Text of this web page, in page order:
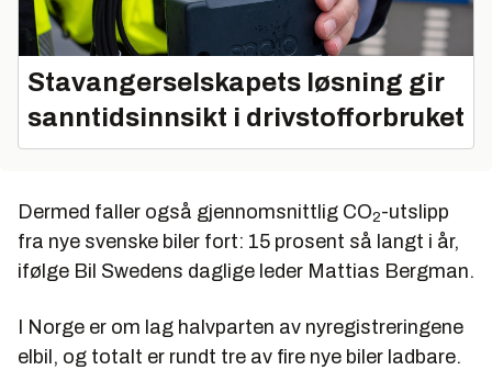
Stavangerselskapets løsning gir
sanntidsinnsikt i drivstofforbruket
Dermed faller også gjennomsnittlig CO2-utslipp
fra nye svenske biler fort: 15 prosent så langt i år,
ifølge Bil Swedens daglige leder Mattias Bergman.
I Norge er om lag halvparten av nyregistreringene
elbil, og totalt er rundt tre av fire nye biler ladbare.